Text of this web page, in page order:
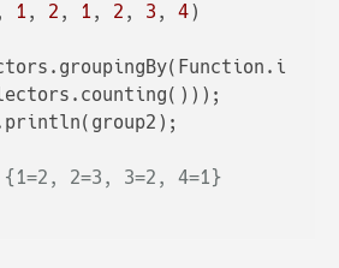
1, 2 , 1, 2 , 3 , 4 )
2=3, 3=2, 4=1}